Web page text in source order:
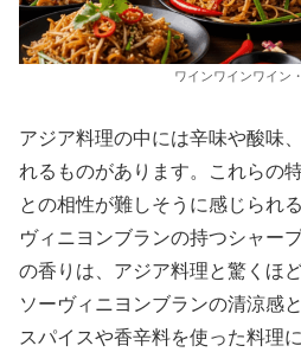
ワインワインワイン
アジア料理の中には辛味や酸味
れるものがあります。これらの
との相性が難しそうに感じられ
ヴィニヨンブランの持つシャー
の香りは、アジア料理と驚くほ
ソーヴィニヨンブランの清涼感
スパイスや香辛料を使った料理